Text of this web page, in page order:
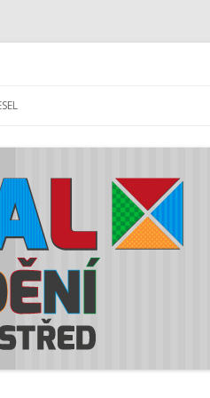
ŘEMESEL
ŘEMESEL